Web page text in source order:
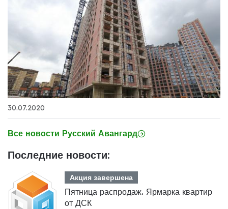
30.07.2020
Все новости Русский Авангард
Последние новости:
Акция завершена
Пятница распродаж. Ярмарка квартир
от ДСК